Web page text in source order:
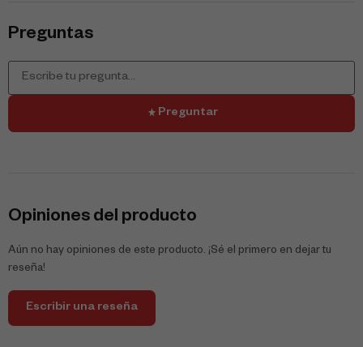
Preguntas
Preguntar
Opiniones del producto
Aún no hay opiniones de este producto. ¡Sé el primero en dejar tu
reseña!
Escribir una reseña